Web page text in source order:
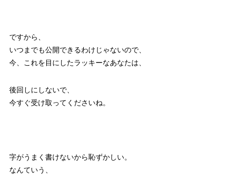
ですから、
いつまでも公開できるわけじゃないので、
今、これを目にしたラッキーなあなたは、
後回しにしないで、
今すぐ受け取ってくださいね。
字がうまく書けないから恥ずかしい。
なんていう、